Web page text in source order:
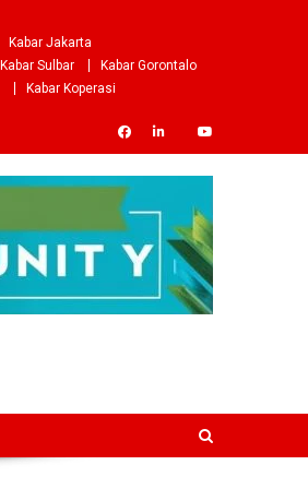
Kabar Jakarta
Kabar Sulbar
Kabar Gorontalo
Kabar Koperasi